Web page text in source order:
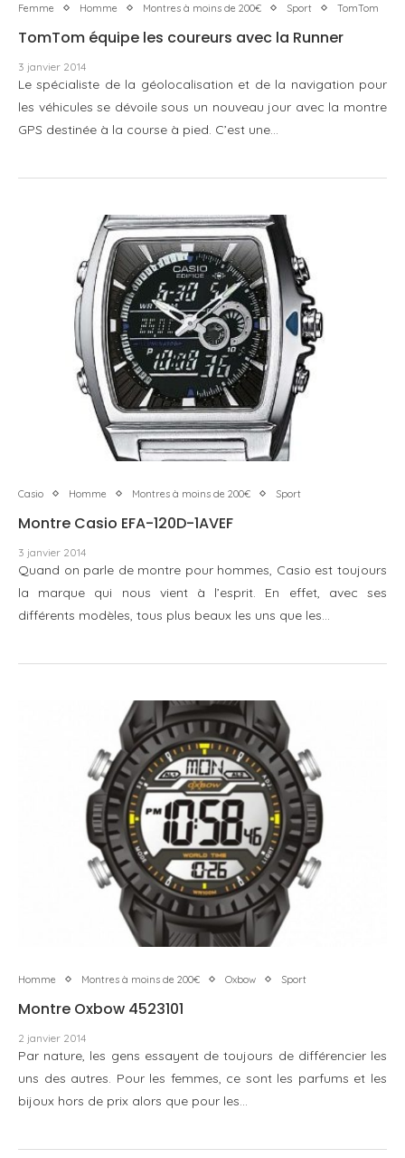
Femme Homme Montres à moins de 200€ Sport TomTom
TomTom équipe les coureurs avec la Runner
3 janvier 2014
Le spécialiste de la géolocalisation et de la navigation pour
les véhicules se dévoile sous un nouveau jour avec la montre
GPS destinée à la course à pied. C’est une…
Casio Homme Montres à moins de 200€ Sport
Montre Casio EFA-120D-1AVEF
3 janvier 2014
Quand on parle de montre pour hommes, Casio est toujours
la marque qui nous vient à l’esprit. En effet, avec ses
différents modèles, tous plus beaux les uns que les…
Homme Montres à moins de 200€ Oxbow Sport
Montre Oxbow 4523101
2 janvier 2014
Par nature, les gens essayent de toujours de différencier les
uns des autres. Pour les femmes, ce sont les parfums et les
bijoux hors de prix alors que pour les…